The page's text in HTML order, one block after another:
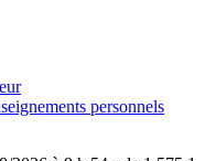
personnels